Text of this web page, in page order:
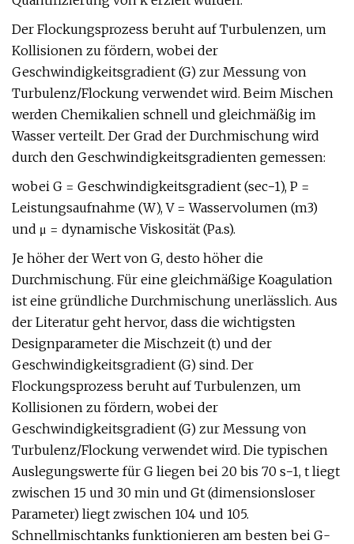
Der Flockungsprozess beruht auf Turbulenzen, um
Kollisionen zu fördern, wobei der
Geschwindigkeitsgradient (G) zur Messung von
Turbulenz/Flockung verwendet wird. Beim Mischen
werden Chemikalien schnell und gleichmäßig im
Wasser verteilt. Der Grad der Durchmischung wird
durch den Geschwindigkeitsgradienten gemessen:
wobei G = Geschwindigkeitsgradient (sec−1), P =
Leistungsaufnahme (W), V = Wasservolumen (m3)
und μ = dynamische Viskosität (Pa.s).
Je höher der Wert von G, desto höher die
Durchmischung. Für eine gleichmäßige Koagulation
ist eine gründliche Durchmischung unerlässlich. Aus
der Literatur geht hervor, dass die wichtigsten
Designparameter die Mischzeit (t) und der
Geschwindigkeitsgradient (G) sind. Der
Flockungsprozess beruht auf Turbulenzen, um
Kollisionen zu fördern, wobei der
Geschwindigkeitsgradient (G) zur Messung von
Turbulenz/Flockung verwendet wird. Die typischen
Auslegungswerte für G liegen bei 20 bis 70 s−1, t liegt
zwischen 15 und 30 min und Gt (dimensionsloser
Parameter) liegt zwischen 104 und 105.
Schnellmischtanks funktionieren am besten bei G-